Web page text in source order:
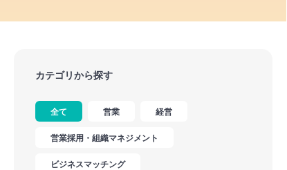
カテゴリから探す
全て 営業 経営
営業採用・組織マネジメント
ビジネスマッチング